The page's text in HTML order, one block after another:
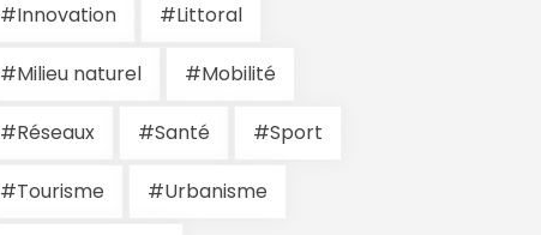
#Innovation #Littoral
#Milieu naturel #Mobilité
#Réseaux #Santé #Sport
#Tourisme #Urbanisme